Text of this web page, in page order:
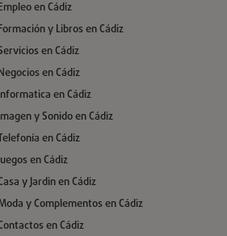
Empleo en Cádiz
Formación y Libros en Cádiz
Servicios en Cádiz
Negocios en Cádiz
Informatica en Cádiz
Imagen y Sonido en Cádiz
Telefonía en Cádiz
Juegos en Cádiz
Casa y Jardin en Cádiz
Moda y Complementos en Cádiz
Contactos en Cádiz